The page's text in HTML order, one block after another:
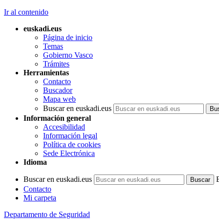
Ir al contenido
euskadi.eus
Página de inicio
Temas
Gobierno Vasco
Trámites
Herramientas
Contacto
Buscador
Mapa web
Buscar en euskadi.eus
Información general
Accesibilidad
Información legal
Política de cookies
Sede Electrónica
Idioma
Buscar en euskadi.eus
Contacto
Mi carpeta
Departamento de Seguridad